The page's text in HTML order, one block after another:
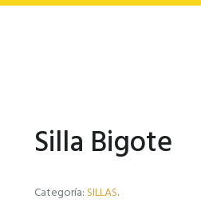
Silla Bigote
Categoría: SILLAS.